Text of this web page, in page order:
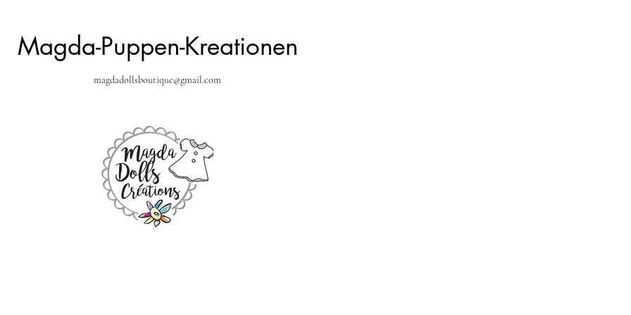
Magda-Puppen-Kreationen
magdadollsboutique@gmail.com